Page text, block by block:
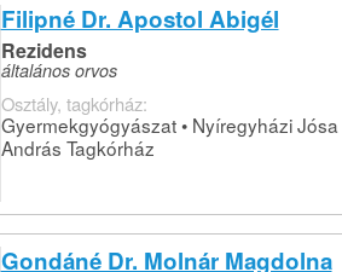
Filipné Dr. Apostol Abigél
Rezidens
általános orvos
Osztály, tagkórház:
Gyermekgyógyászat • Nyíregyházi Jósa
András Tagkórház
Gondáné Dr. Molnár Magdolna